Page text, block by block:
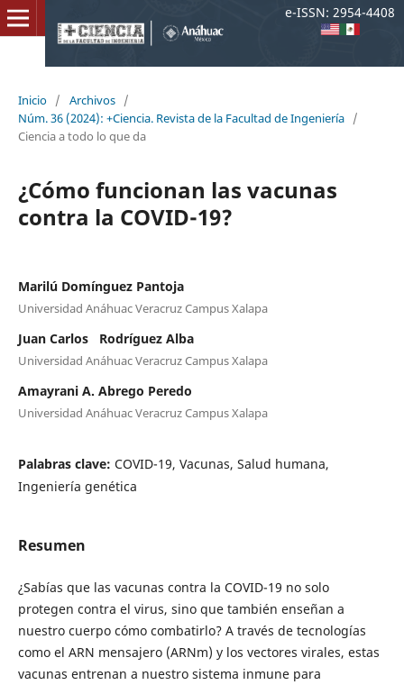
Inicio / Archivos /
Núm. 36 (2024): +Ciencia. Revista de la Facultad de Ingeniería /
Ciencia a todo lo que da
¿Cómo funcionan las vacunas
contra la COVID-19?
Marilú Domínguez Pantoja
Universidad Anáhuac Veracruz Campus Xalapa
Juan Carlos Rodríguez Alba
Universidad Anáhuac Veracruz Campus Xalapa
Amayrani A. Abrego Peredo
Universidad Anáhuac Veracruz Campus Xalapa
Palabras clave: COVID-19, Vacunas, Salud humana,
Ingeniería genética
Resumen
¿Sabías que las vacunas contra la COVID-19 no solo
protegen contra el virus, sino que también enseñan a
nuestro cuerpo cómo combatirlo? A través de tecnologías
como el ARN mensajero (ARNm) y los vectores virales, estas
vacunas entrenan a nuestro sistema inmune para
e-ISSN: 2954-4408